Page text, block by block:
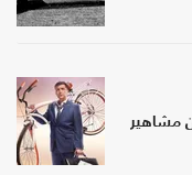
مشاهير